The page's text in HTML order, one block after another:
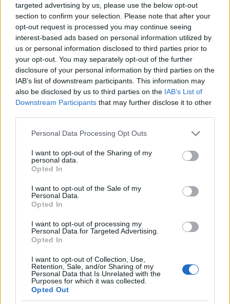
targeted advertising by us, please use the below opt-out
section to confirm your selection. Please note that after your
opt-out request is processed you may continue seeing
interest-based ads based on personal information utilized by
us or personal information disclosed to third parties prior to
your opt-out. You may separately opt-out of the further
disclosure of your personal information by third parties on the
IAB’s list of downstream participants. This information may
also be disclosed by us to third parties on the IAB’s List of
Downstream Participants that may further disclose it to other
Please note that this website/app uses one or more Google
not limited to your visit or usage behaviour. You may click to
grant or deny consent to Google and its third-party tags to
use your data for below specified purposes in below Google
consent section.
Personal Data Processing Opt Outs
I want to opt-out of the Sharing of my
personal data.
Opted In
I want to opt-out of the Sale of my
Personal Data.
Opted In
I want to opt-out of processing my
Personal Data for Targeted Advertising.
Opted In
I want to opt-out of Collection, Use,
Retention, Sale, and/or Sharing of my
Personal Data that Is Unrelated with the
Purposes for which it was collected.
Opted Out